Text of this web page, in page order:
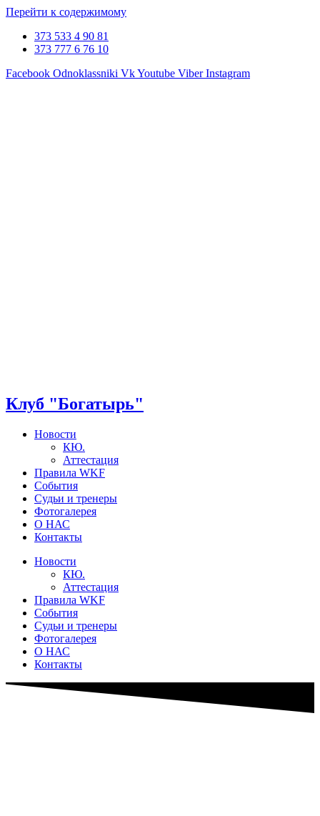
Перейти к содержимому
373 533 4 90 81
373 777 6 76 10
Facebook Odnoklassniki VkYoutube Viber Instagram
Клуб "Богатырь"
Новости
КЮ.
Аттестация
Правила WKF
События
Судьи и тренеры
Фотогалерея
О НАС
Контакты
Новости
КЮ.
Аттестация
Правила WKF
События
Судьи и тренеры
Фотогалерея
О НАС
Контакты